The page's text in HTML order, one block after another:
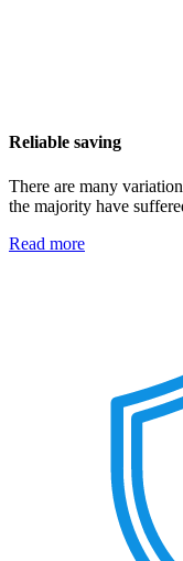
Reliable saving
There are many
the majority have
Read more